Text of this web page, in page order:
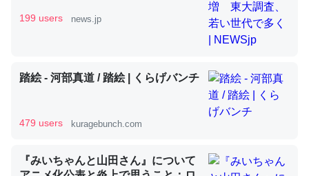
コオロギのカルシウム分はエビの600分の1程度。
─ニュース :: 【研究発表】昆虫学の大問題＝「昆虫はなぜ海にいな
利だから両方が拮抗してるのでは」とあって面白い。海に
いる鋏角類（カブトガニ・ウミグモ）はカルシウムを使わ
199 users news.jp
踏絵 - 河部真道 / 踏絵 | くらげバンチ
479 users kuragebunch.com
『みいちゃんと山田さん』について